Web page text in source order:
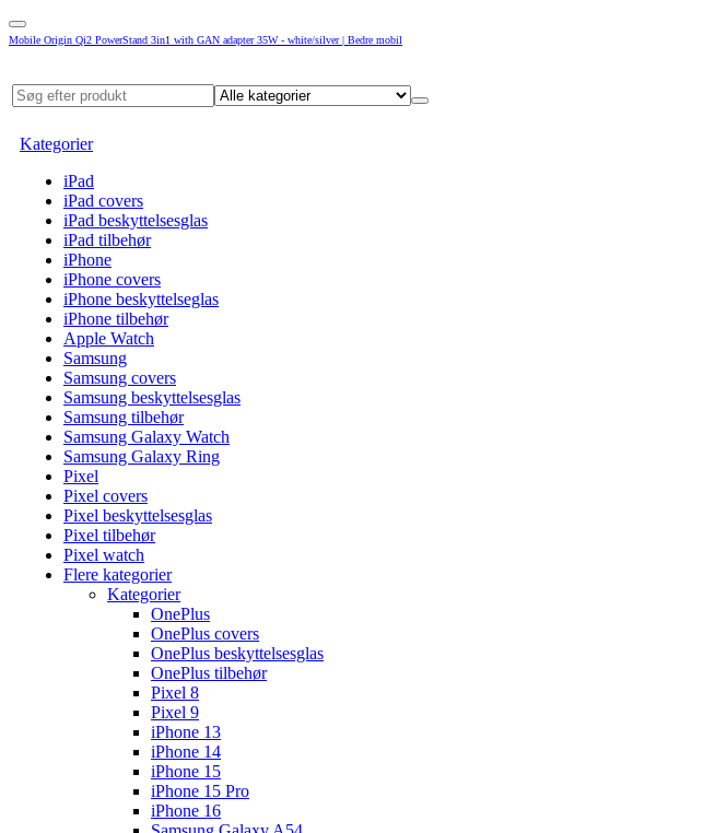
Mobile Origin Qi2 PowerStand 3in1 with GAN adapter 35W - white/silver | Bedre mobil
Kategorier
iPad
iPad covers
iPad beskyttelsesglas
iPad tilbehør
iPhone
iPhone covers
iPhone beskyttelseglas
iPhone tilbehør
Apple Watch
Samsung
Samsung covers
Samsung beskyttelsesglas
Samsung tilbehør
Samsung Galaxy Watch
Samsung Galaxy Ring
Pixel
Pixel covers
Pixel beskyttelsesglas
Pixel tilbehør
Pixel watch
Flere kategorier
Kategorier
OnePlus
OnePlus covers
OnePlus beskyttelsesglas
OnePlus tilbehør
Pixel 8
Pixel 9
iPhone 13
iPhone 14
iPhone 15
iPhone 15 Pro
iPhone 16